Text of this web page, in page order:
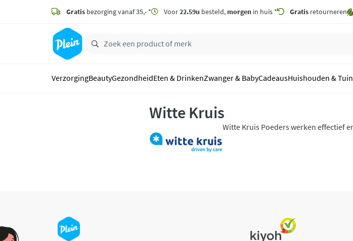
zoeken
hoofdinhoud
Gratis bezorging vanaf 35,- * Voor22.59u besteld, morgen in huis * Gratis retourneren
VerzorgingBeautyGezondheidEten & DrinkenZwanger & BabyCadeausHuishouden & Tuin
Witte Kruis
Witte Kruis Poeders werken effectief en snel bij hoofdpijn, kiespijn, koorts en pijn bij griep,